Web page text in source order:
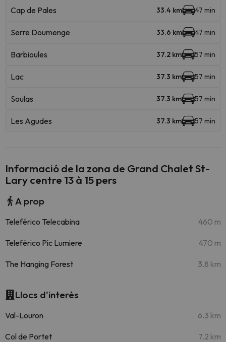
Cap de Pales 33.4 km 47 min
Serre Doumenge 33.6 km 47 min
Barbioules 37.2 km 57 min
Lac 37.3 km 57 min
Soulas 37.3 km 57 min
Les Agudes 37.3 km 57 min
Informació de la zona de Grand Chalet St-
Lary centre 13 à 15 pers
A prop
Teleférico Telecabina 460 m
Teleférico Pic Lumiere 470 m
The Hanging Forest 3.8 km
Llocs d'interès
Val-Louron 6.3 km
Col de Portet 7.2 km